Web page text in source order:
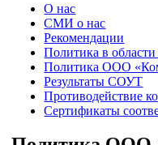
О нас
СМИ о нас
Рекомендации
Политика в
Политика ООО
Результаты СОУТ
Противодействие
Сертификаты